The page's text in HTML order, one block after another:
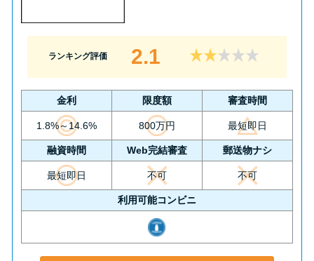
ランキング評価 2.1
金利 限度額 審査時間
1.8%～14.6% 800万円 最短即日
融資時間 Web完結審査 郵送物ナシ
最短即日 不可 不可
利用可能コンビニ